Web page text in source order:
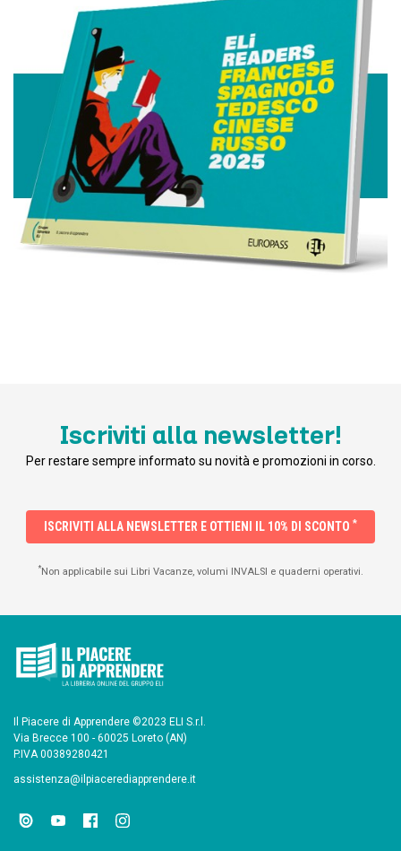
Iscriviti alla newsletter!
Per restare sempre informato su novità e promozioni in corso.
ISCRIVITI ALLA NEWSLETTER E OTTIENI IL 10% DI SCONTO *
*Non applicabile sui Libri Vacanze, volumi INVALSI e quaderni operativi.
Il Piacere di Apprendere ©2023 ELI S.r.l.
Via Brecce 100 - 60025 Loreto (AN)
P.IVA 00389280421
assistenza@ilpiacerediapprendere.it